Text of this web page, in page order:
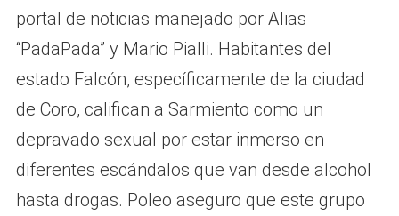
portal de noticias manejado por Alias
“PadaPada” y Mario Pialli. Habitantes del
estado Falcón, específicamente de la ciudad
de Coro, califican a Sarmiento como un
depravado sexual por estar inmerso en
diferentes escándalos que van desde alcohol
hasta drogas. Poleo aseguro que este grupo